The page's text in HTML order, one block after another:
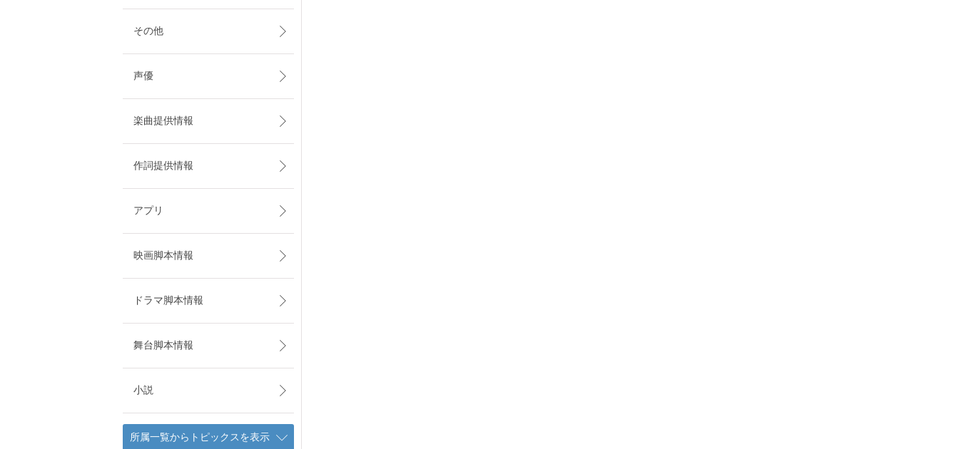
その他
声優
楽曲提供情報
作詞提供情報
アプリ
映画脚本情報
ドラマ脚本情報
舞台脚本情報
小説
所属一覧からトピックスを表示